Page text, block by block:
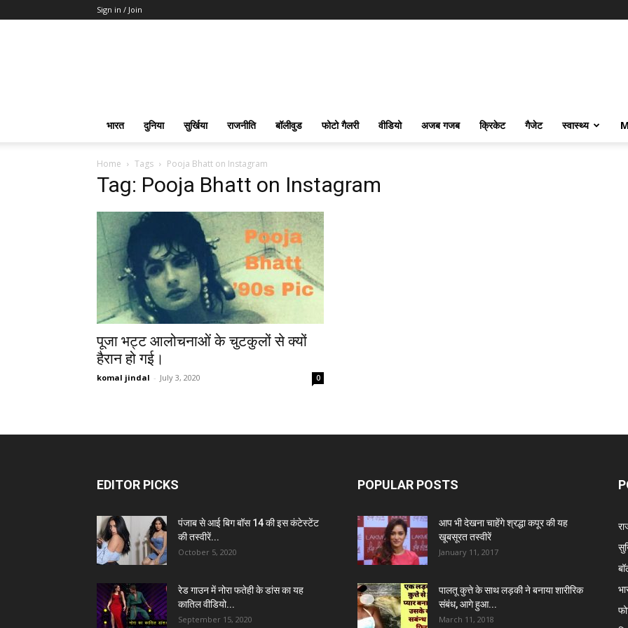
Sign in / Join
भारत दुनिया सुर्खिया राजनीति बॉलीवुड फोटो गैलरी वीडियो अजब गजब क्रिकेट गैजेट स्वास्थ्य
Home Tags Pooja Bhatt on Instagram
Tag: Pooja Bhatt on Instagram
पूजा भट्ट आलोचनाओं के चुटकुलों से क्यों
हैरान हो गई।
komal jindal - July 3, 2020 0
EDITOR PICKS
पंजाब से आई बिग बॉस 14 की इस कंटेस्टेंट
की तस्वीरें...
October 5, 2020
रेड गाउन में नोरा फतेही के डांस का यह
कातिल वीडियो...
September 15, 2020
POPULAR POSTS
आप भी देखना चाहेंगे श्रद्धा कपूर की यह
खूबसूरत तस्वीरें
January 11, 2017
पालतू कुत्ते के साथ लड़की ने बनाया शारीरिक
संबंध, आगे हुआ...
March 11, 2018